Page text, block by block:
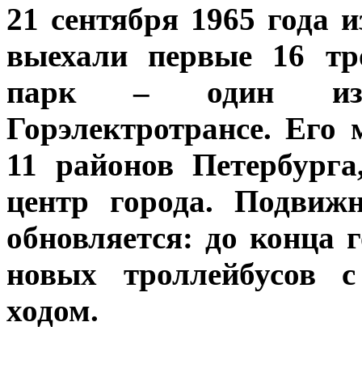
21 сентября 1965 года
выехали первые 16
парк – один из
Горэлектротрансе.
11 районов
центр города.
обновляется: до
новых троллейбусов
ходом.